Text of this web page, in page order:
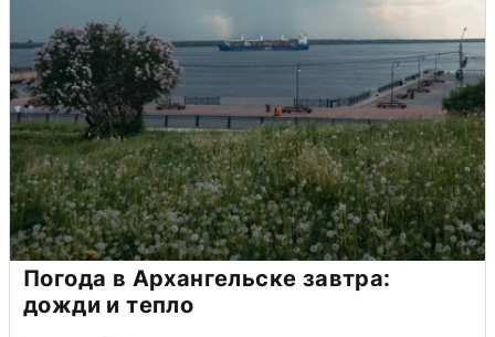
Погода в Архангельске завтра:
дожди и тепло